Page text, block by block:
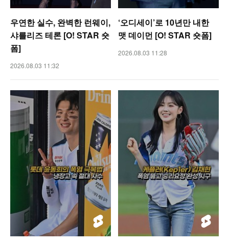
우연한 실수, 완벽한 런웨이,
샤를리즈 테론 [O! STAR 숏
폼]
2026.08.03 11:32
‘오디세이’로 10년만 내한
맷 데이먼 [O! STAR 숏폼]
2026.08.03 11:28